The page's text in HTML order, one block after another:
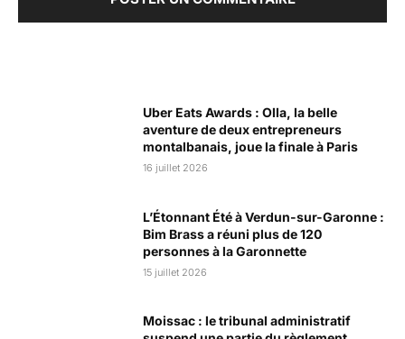
Uber Eats Awards : Olla, la belle
aventure de deux entrepreneurs
montalbanais, joue la finale à Paris
16 juillet 2026
L’Étonnant Été à Verdun-sur-Garonne :
Bim Brass a réuni plus de 120
personnes à la Garonnette
15 juillet 2026
Moissac : le tribunal administratif